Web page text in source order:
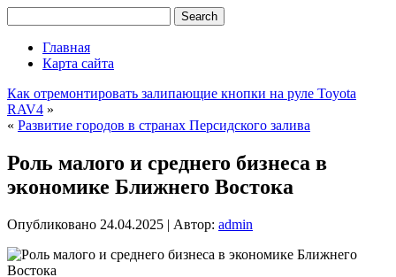
Главная
Карта сайта
Как отремонтировать залипающие кнопки на руле Toyota
RAV4 »
« Развитие городов в странах Персидского залива
Роль малого и среднего бизнеса в
экономике Ближнего Востока
Опубликовано 24.04.2025 | Автор: admin